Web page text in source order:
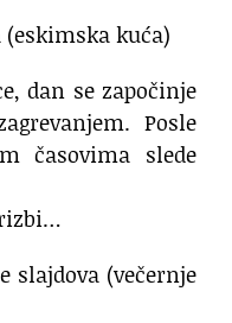
kuća)
dan se započinje
Posle
časovima slede
slajdova (večernje